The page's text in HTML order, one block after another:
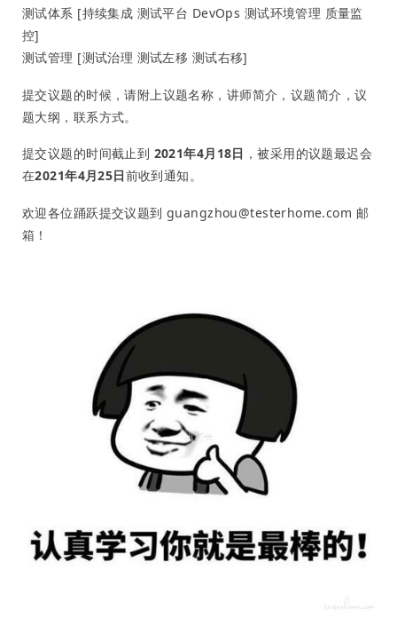
测试体系 [持续集成 测试平台 DevOps 测试环境管理 质量监
控]
测试管理 [测试治理 测试左移 测试右移]
提交议题的时候，请附上议题名称，讲师简介，议题简介，议
题大纲，联系方式。
提交议题的时间截止到 2021年4月18日 ，被采用的议题最迟会
在2021年4月25日前收到通知。
欢迎各位踊跃提交议题到 guangzhou@testerhome.com 邮
箱！